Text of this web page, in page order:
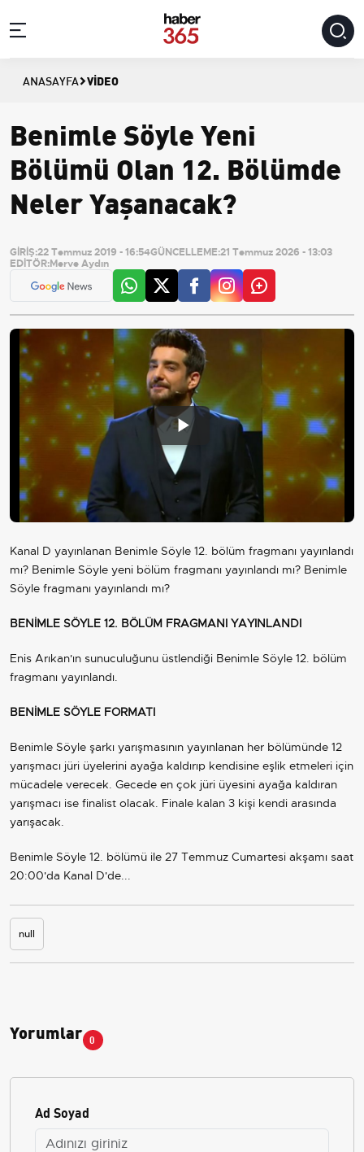
ANASAYFA VIDEO
Benimle Söyle Yeni
Bölümü Olan 12. Bölümde
Neler Yaşanacak?
GİRİŞ:22 Temmuz 2019 - 16:54GÜNCELLEME:21 Temmuz 2026 - 13:03
EDİTÖR:Merve Aydın
Play
Video
Kanal D yayınlanan Benimle Söyle 12. bölüm fragmanı yayınlandı
mı? Benimle Söyle yeni bölüm fragmanı yayınlandı mı? Benimle
Söyle fragmanı yayınlandı mı?
BENİMLE SÖYLE 12. BÖLÜM FRAGMANI YAYINLANDI
Enis Arıkan'ın sunuculuğunu üstlendiği Benimle Söyle 12. bölüm
fragmanı yayınlandı.
BENİMLE SÖYLE FORMATI
Benimle Söyle şarkı yarışmasının yayınlanan her bölümünde 12
yarışmacı jüri üyelerini ayağa kaldırıp kendisine eşlik etmeleri için
mücadele verecek. Gecede en çok jüri üyesini ayağa kaldıran
yarışmacı ise finalist olacak. Finale kalan 3 kişi kendi arasında
yarışacak.
Benimle Söyle 12. bölümü ile 27 Temmuz Cumartesi akşamı saat
20:00'da Kanal D'de...
null
Yorumlar 0
Ad Soyad